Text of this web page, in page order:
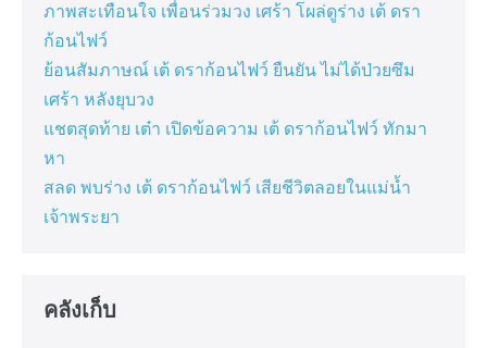
ภาพสะเทือนใจ เพื่อนร่วมวง เศร้า โผล่ดูร่าง เต้ ดรา
ก้อนไฟว์
ย้อนสัมภาษณ์ เต้ ดราก้อนไฟว์ ยืนยัน ไม่ได้ป่วยซึม
เศร้า หลังยุบวง
แชตสุดท้าย เต๋า เปิดข้อความ เต้ ดราก้อนไฟว์ ทักมา
หา
สลด พบร่าง เต้ ดราก้อนไฟว์ เสียชีวิตลอยในแม่น้ำ
เจ้าพระยา
คลังเก็บ